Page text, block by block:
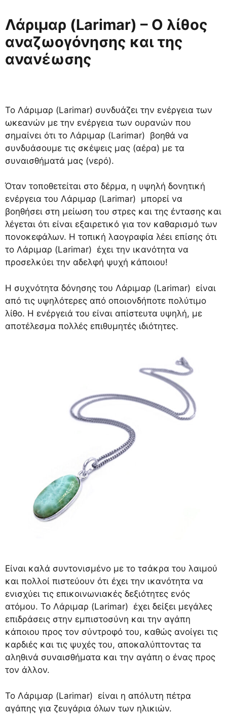
Λάριμαρ (Larimar) – Ο λίθος
αναζωογόνησης και της
ανανέωσης
Το Λάριμαρ (Larimar) συνδυάζει την ενέργεια των
ωκεανών με την ενέργεια των ουρανών που
σημαίνει ότι το Λάριμαρ (Larimar) βοηθά να
συνδυάσουμε τις σκέψεις μας (αέρα) με τα
συναισθήματά μας (νερό).
Όταν τοποθετείται στο δέρμα, η υψηλή δονητική
ενέργεια του Λάριμαρ (Larimar) μπορεί να
βοηθήσει στη μείωση του στρες και της έντασης και
λέγεται ότι είναι εξαιρετικό για τον καθαρισμό των
πονοκεφάλων. Η τοπική λαογραφία λέει επίσης ότι
το Λάριμαρ (Larimar) έχει την ικανότητα να
προσελκύει την αδελφή ψυχή κάποιου!
Η συχνότητα δόνησης του Λάριμαρ (Larimar) είναι
από τις υψηλότερες από οποιονδήποτε πολύτιμο
λίθο. Η ενέργειά του είναι απίστευτα υψηλή, με
αποτέλεσμα πολλές επιθυμητές ιδιότητες.
Είναι καλά συντονισμένο με το τσάκρα του λαιμού
και πολλοί πιστεύουν ότι έχει την ικανότητα να
ενισχύει τις επικοινωνιακές δεξιότητες ενός
ατόμου. Το Λάριμαρ (Larimar) έχει δείξει μεγάλες
επιδράσεις στην εμπιστοσύνη και την αγάπη
κάποιου προς τον σύντροφό του, καθώς ανοίγει τις
καρδιές και τις ψυχές του, αποκαλύπτοντας τα
αληθινά συναισθήματα και την αγάπη ο ένας προς
τον άλλον.
Το Λάριμαρ (Larimar) είναι η απόλυτη πέτρα
αγάπης για ζευγάρια όλων των ηλικιών.